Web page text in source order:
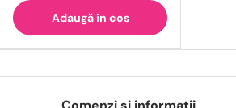
Adaugă in cos